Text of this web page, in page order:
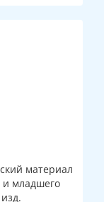
материал
и младшего